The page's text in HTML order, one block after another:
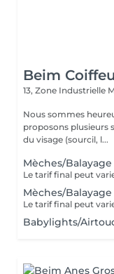
Beim
13, Zone Industrielle
Nous sommes
proposons plusieurs services : La manucure :
du visage (sourcil, l...
Mèches/
Mèches/
Babylights/